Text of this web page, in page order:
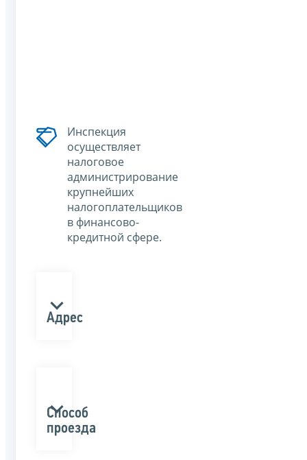
Инспекция
осуществляет
налоговое
администрирование
крупнейших
налогоплательщиков
в финансово-
кредитной сфере.
Адрес
Способ
проезда